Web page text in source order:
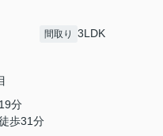
間取り 3LDK
分
歩31分